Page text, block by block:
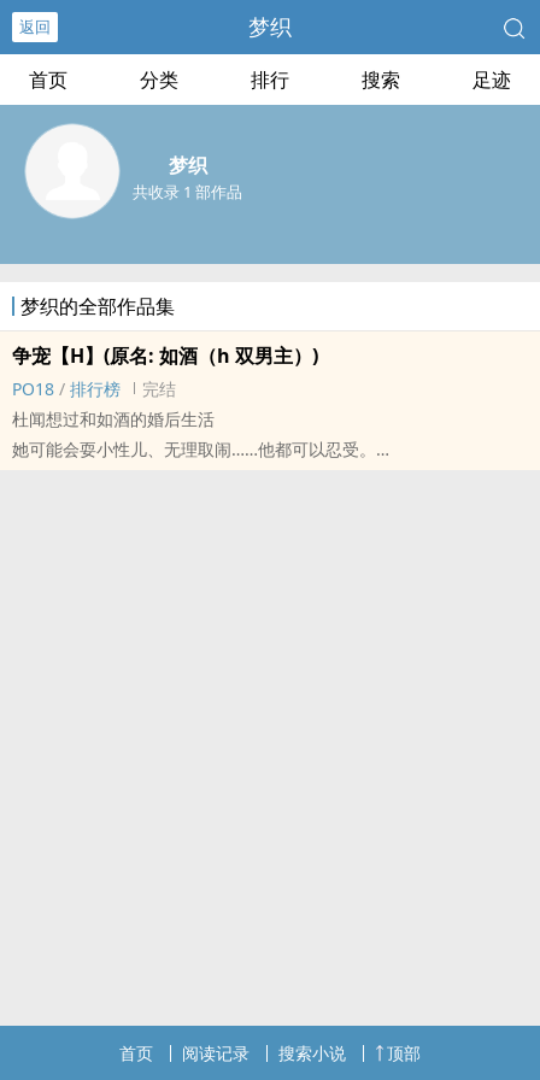
返回 梦织
首页 分类 排行 搜索 足迹
梦织
共收录 1 部作品
梦织的全部作品集
争宠【H】(原名: 如酒（h 双男主）)
PO18 / 排行榜
完结
杜闻想过和如酒的婚后生活
她可能会耍小性儿、无理取闹……他都可以忍受。
首页 阅读记录 搜索小说 顶部